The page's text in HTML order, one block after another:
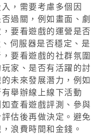
，需要考慮多個因
過關，例如畫面、劇
要看遊戲的運營是否
伺服器是否穩定、是
要看遊戲的社群氛圍
家、是否有活躍的討
未來發展潛力，例如
舉辦線上線下活動
查看遊戲評測、參與
估後再做決定。避免
浪費時間和金錢。